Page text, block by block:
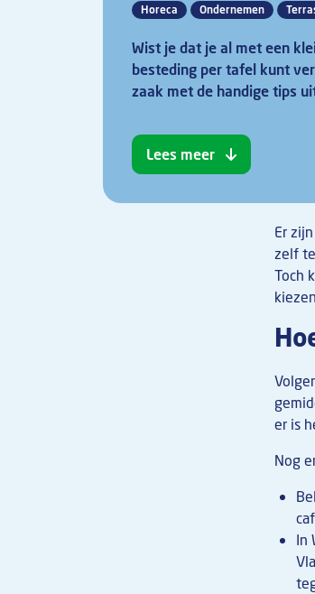
Horeca Ondernemen
Wist je dat je al met een
besteding per tafel kunt
zaak met de handige tips
Lees meer
Er
zelf
Toch
er is
Nog
In